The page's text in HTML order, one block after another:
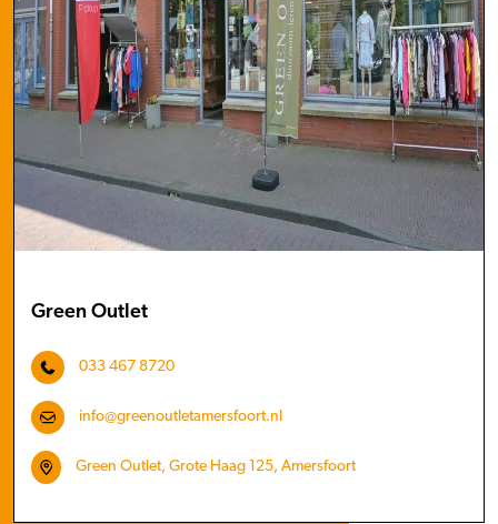
Green Outlet
033 467 8720
info@greenoutletamersfoort.nl
Green Outlet, Grote Haag 125, Amersfoort